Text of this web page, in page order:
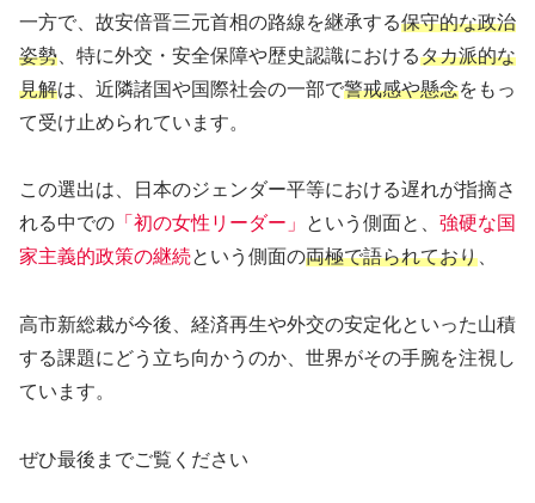
一方で、故安倍晋三元首相の路線を継承する保守的な政治
姿勢 、特に外交・安全保障や歴史認識におけるタカ派的な
見解は、近隣諸国や国際社会の一部で警戒感や懸念をもっ
て受け止められています。
この選出は、日本のジェンダー平等における遅れが指摘さ
れる中での 「初の女性リーダー」 という側面と、 強硬な国
家主義的政策の継続という側面の両極で語られており、
高市新総裁が今後、経済再生や外交の安定化といった山積
する課題にどう立ち向かうのか、世界がその手腕を注視し
ています。
ぜひ最後までご覧ください